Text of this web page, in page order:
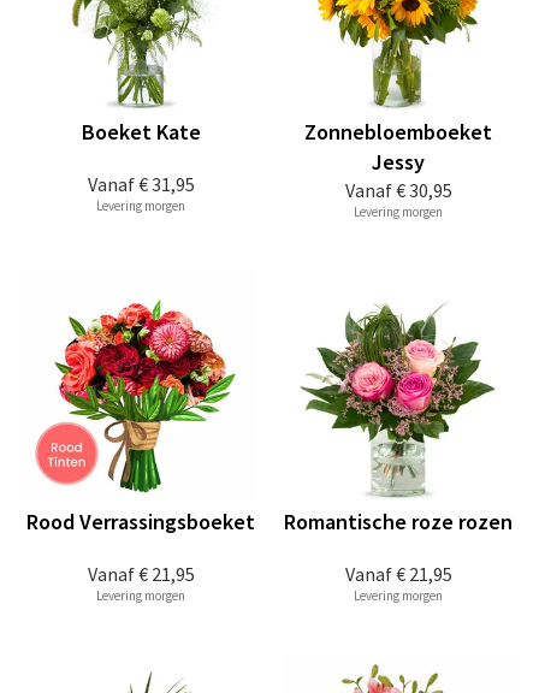
Vanaf€ 31,95
Boeket Kate
Levering morgen
Vanaf€ 30,95
Zonnebloemboeket
Jessy
Levering morgen
Vanaf€ 21,95
Rood Verrassingsboeket
Levering morgen
Vanaf€ 21,95
Romantische roze rozen
Levering morgen